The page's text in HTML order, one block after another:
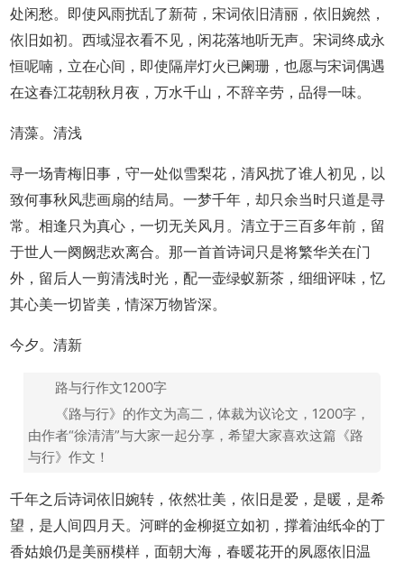
处闲愁。即使风雨扰乱了新荷，宋词依旧清丽，依旧婉然，
依旧如初。西域湿衣看不见，闲花落地听无声。宋词终成永
恒呢喃，立在心间，即使隔岸灯火已阑珊，也愿与宋词偶遇
在这春江花朝秋月夜，万水千山，不辞辛劳，品得一味。
清藻。清浅
寻一场青梅旧事，守一处似雪梨花，清风扰了谁人初见，以
致何事秋风悲画扇的结局。一梦千年，却只余当时只道是寻
常。相逢只为真心，一切无关风月。清立于三百多年前，留
于世人一阕阙悲欢离合。那一首首诗词只是将繁华关在门
外，留后人一剪清浅时光，配一壶绿蚁新茶，细细评味，忆
其心美一切皆美，情深万物皆深。
今夕。清新
路与行作文1200字
《路与行》的作文为高二，体裁为议论文，1200字，
由作者“徐清清”与大家一起分享，希望大家喜欢这篇《路
与行》作文！
千年之后诗词依旧婉转，依然壮美，依旧是爱，是暖，是希
望，是人间四月天。河畔的金柳挺立如初，撑着油纸伞的丁
香姑娘仍是美丽模样，面朝大海，春暖花开的夙愿依旧温